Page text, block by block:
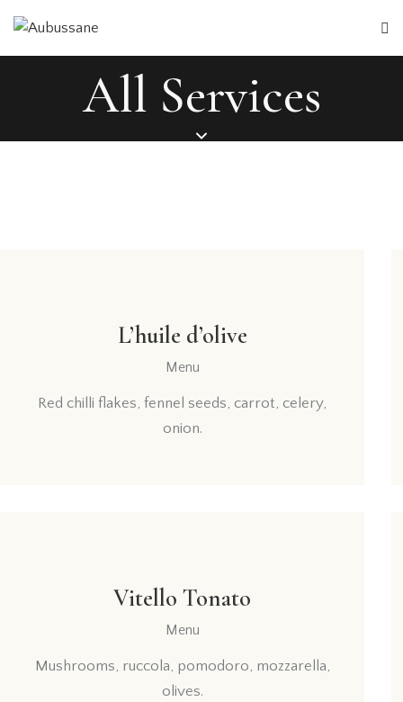
All Services
L’huile d’olive
Menu
Red chilli flakes, fennel seeds, carrot, celery,
onion.
Vitello Tonato
Menu
Mushrooms, ruccola, pomodoro, mozzarella,
olives.